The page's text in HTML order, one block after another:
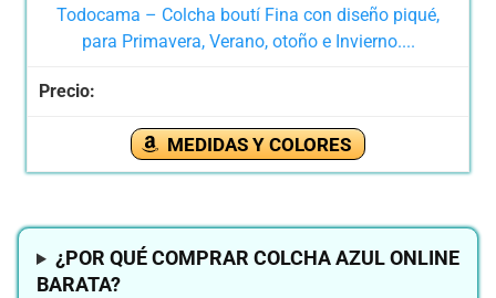
Todocama – Colcha boutí Fina con diseño piqué,
para Primavera, Verano, otoño e Invierno....
MEDIDAS Y COLORES
¿POR QUÉ COMPRAR COLCHA AZUL ONLINE
BARATA?